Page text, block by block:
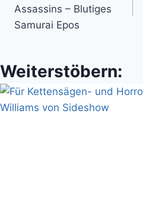
Assassins – Blutiges
Samurai Epos
Weiterstöbern: